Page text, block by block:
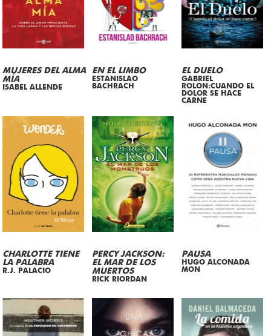
MUJERES DEL ALMA
MÍA
ISABEL ALLENDE
EN EL LIMBO
ESTANISLAO
BACHRACH
EL DUELO
GABRIEL
ROLON:CUANDO EL
DOLOR SE HACE
CARNE
CHARLOTTE TIENE
LA PALABRA
R.J. PALACIO
PERCY JACKSON:
EL MAR DE LOS
MUERTOS
RICK RIORDAN
PAUSA
HUGO ALCONADA
MON